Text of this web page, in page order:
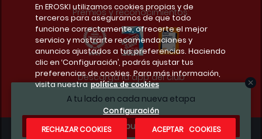
A tu lado en cada nueva etapa
¿Te apuntas?
Premios y reconocimientos:
Descarga la app del club
En EROSKI utilizamos cookies propias y de
terceros para asegurarnos de que todo
funcione correctamente, ofrecerte el mejor
servicio y mostrarte recomendaciones y
anuncios ajustados a tus preferencias. Haciendo
clic en ‘Configuración’, podrás ajustar tus
preferencias de cookies. Para más información,
visita nuestra política de cookies
Configuración
RECHAZAR COOKIES
ACEPTAR COOKIES